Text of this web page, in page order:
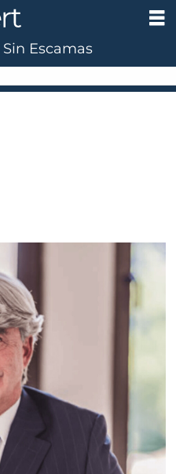
Sin Escamas